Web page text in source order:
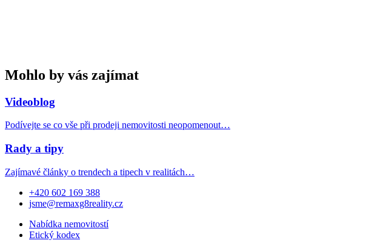
Mohlo by vás zajímat
Videoblog
Podívejte se co vše při prodeji nemovitosti neopomenout…
Rady a tipy
Zajímavé články o trendech a tipech v realitách…
+420 602 169 388
jsme@remaxg8reality.cz
Nabídka nemovitostí
Etický kodex